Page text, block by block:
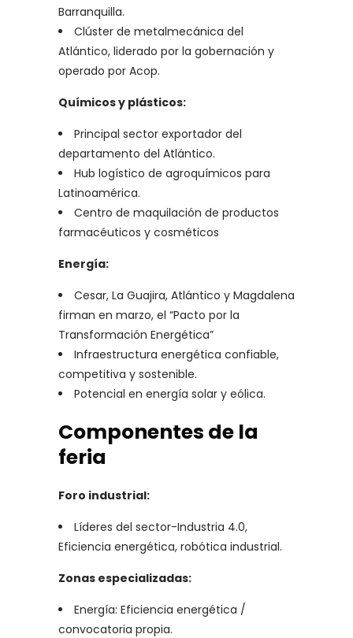
Barranquilla.
Clúster de metalmecánica del
Atlántico, liderado por la gobernación y
operado por Acop.
Químicos y plásticos:
Principal sector exportador del
departamento del Atlántico.
Hub logístico de agroquímicos para
Latinoamérica.
Centro de maquilación de productos
farmacéuticos y cosméticos
Energía:
Cesar, La Guajira, Atlántico y Magdalena
firman en marzo, el “Pacto por la
Transformación Energética”
Infraestructura energética confiable,
competitiva y sostenible.
Potencial en energía solar y eólica.
Componentes de la
feria
Foro industrial:
Líderes del sector-Industria 4.0,
Eficiencia energética, robótica industrial.
Zonas especializadas:
Energía: Eficiencia energética /
convocatoria propia.